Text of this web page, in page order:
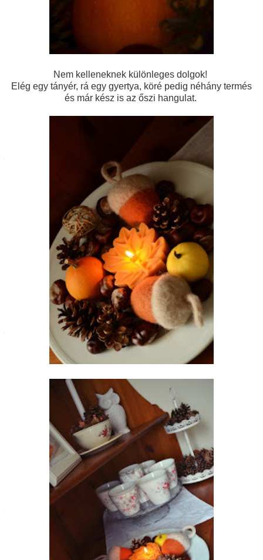
Nem kelleneknek különleges dolgok!
Elég egy tányér, rá egy gyertya, köré pedig néhány termés
és már kész is az őszi hangulat.